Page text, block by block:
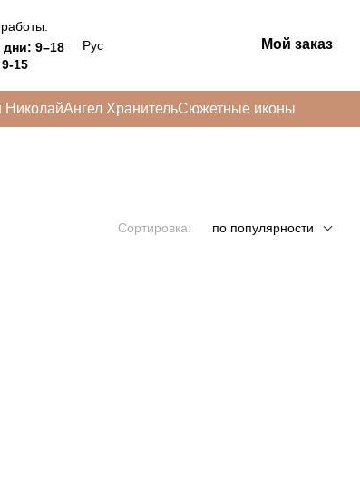
дни: 9–18
15
Рус Мой заказ
НиколайАнгел ХранительСюжетные иконы
Сортировка: по популярности